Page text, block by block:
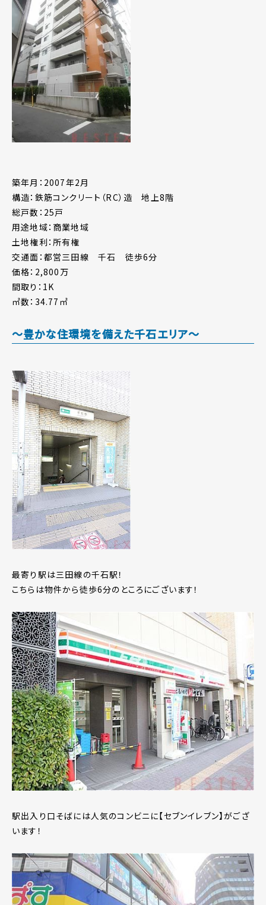
築年月：2007年2月
構造：鉄筋コンクリート（RC）造 地上8階
総戸数：25戸
用途地域：商業地域
土地権利：所有権
交通面：都営三田線 千石 徒歩6分
価格：2,800万
間取り：1K
㎡数：34.77㎡
～豊かな住環境を備えた千石エリア～
最寄り駅は三田線の千石駅！
こちらは物件から徒歩6分のところにございます！
駅出入り口そばには人気のコンビニに【セブンイレブン】がござ
います！